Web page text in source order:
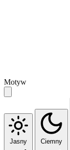
Motyw
Jasny Ciemny